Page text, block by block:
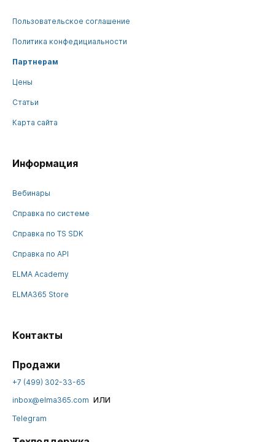
Пользовательское соглашение
Политика конфедициальности
Партнерам
Цены
Статьи
Карта сайта
Информация
Вебинары
Справка по системе
Справка по TS SDK
Справка по API
ELMA Academy
ELMA365 Store
Контакты
Продажи
+7 (499) 302-33-65
inbox@elma365.com или
Telegram